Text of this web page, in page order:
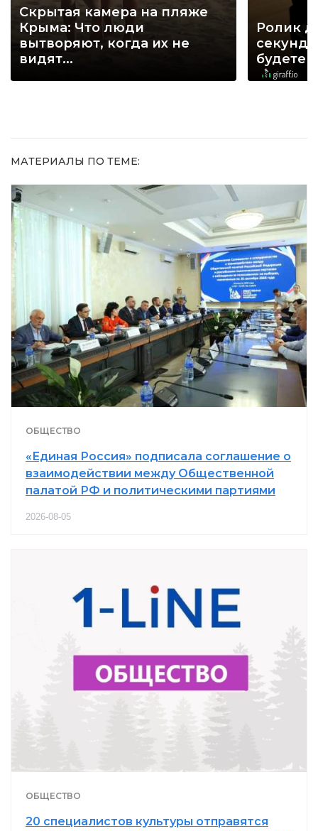
Скрытая камера на пляже
Крыма: Что люди
вытворяют, когда их не
видят...
Ролик
секунд,
будете
МАТЕРИАЛЫ ПО ТЕМЕ:
ОБЩЕСТВО
«Единая Россия» подписала соглашение о
взаимодействии между Общественной
палатой РФ и политическими партиями
2026-08-05
ОБЩЕСТВО
20 специалистов культуры отправятся